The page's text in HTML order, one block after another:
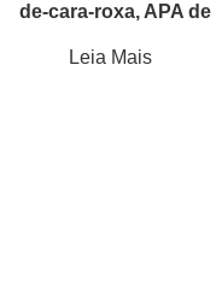
de-cara-roxa, APA
Leia Mais